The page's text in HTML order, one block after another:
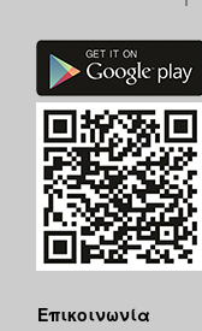
Επικοινωνία